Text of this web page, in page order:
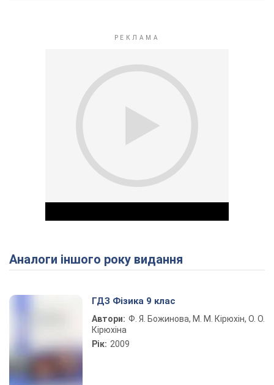
Play Video
Аналоги іншого року видання
ГДЗ Фізика 9 клас
Автори: Ф. Я. Божинова, М. М. Кірюхін, О. О.
Кірюхіна
Рік: 2009